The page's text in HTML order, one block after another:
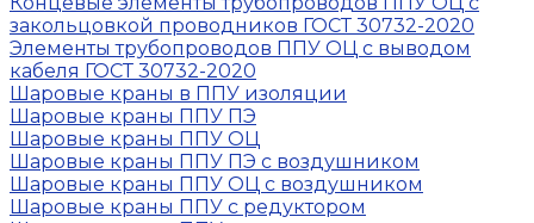
закольцовкой проводников ГОСТ 30732-2020
Элементы трубопроводов ППУ ОЦ с выводом
кабеля ГОСТ 30732-2020
Шаровые краны в ППУ изоляции
Шаровые краны ППУ ПЭ
Шаровые краны ППУ ОЦ
Шаровые краны ППУ ПЭ с воздушником
Шаровые краны ППУ ОЦ с воздушником
Шаровые краны ППУ с редуктором